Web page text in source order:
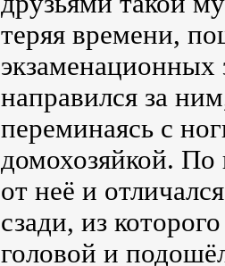
теряя времени,
экзаменационных
направился за
переминаясь с
домохозяйкой. По
от неё и
сзади, из
головой и